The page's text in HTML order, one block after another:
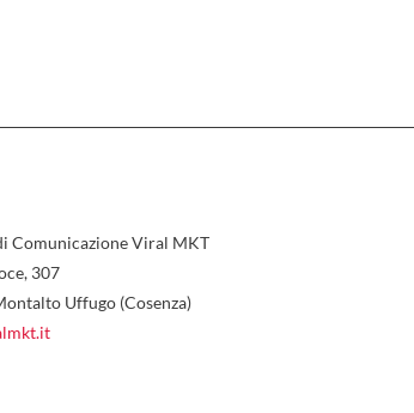
Comunicazione Viral MKT
307
Uffugo (Cosenza)